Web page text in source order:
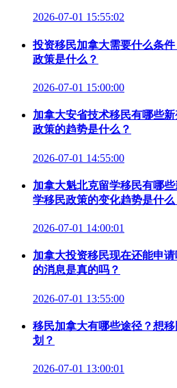
2026-07-01 15:55:02
投资移民加拿大需要什么条
政策是什么？
2026-07-01 15:00:00
加拿大安省技术移民有哪些
政策的趋势是什么？
2026-07-01 14:55:00
加拿大魁北克留学移民有哪
学移民政策的变化趋势是什么
2026-07-01 14:00:01
加拿大投资移民现在还能申
的消息是真的吗？
2026-07-01 13:55:00
移民加拿大有哪些途径？想
划？
2026-07-01 13:00:01